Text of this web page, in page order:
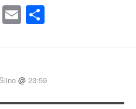
WhatsApp
Email
@ 23:59